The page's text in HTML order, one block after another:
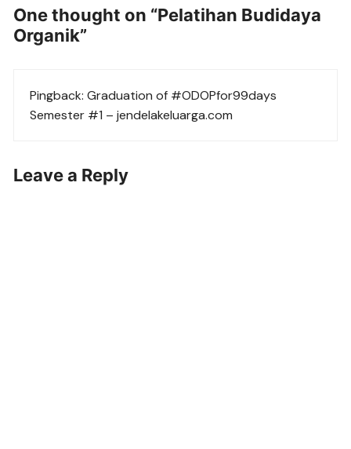
One thought on “Pelatihan Budidaya
Organik”
Pingback:Graduation of #ODOPfor99days
Semester #1 – jendelakeluarga.com
Leave a Reply